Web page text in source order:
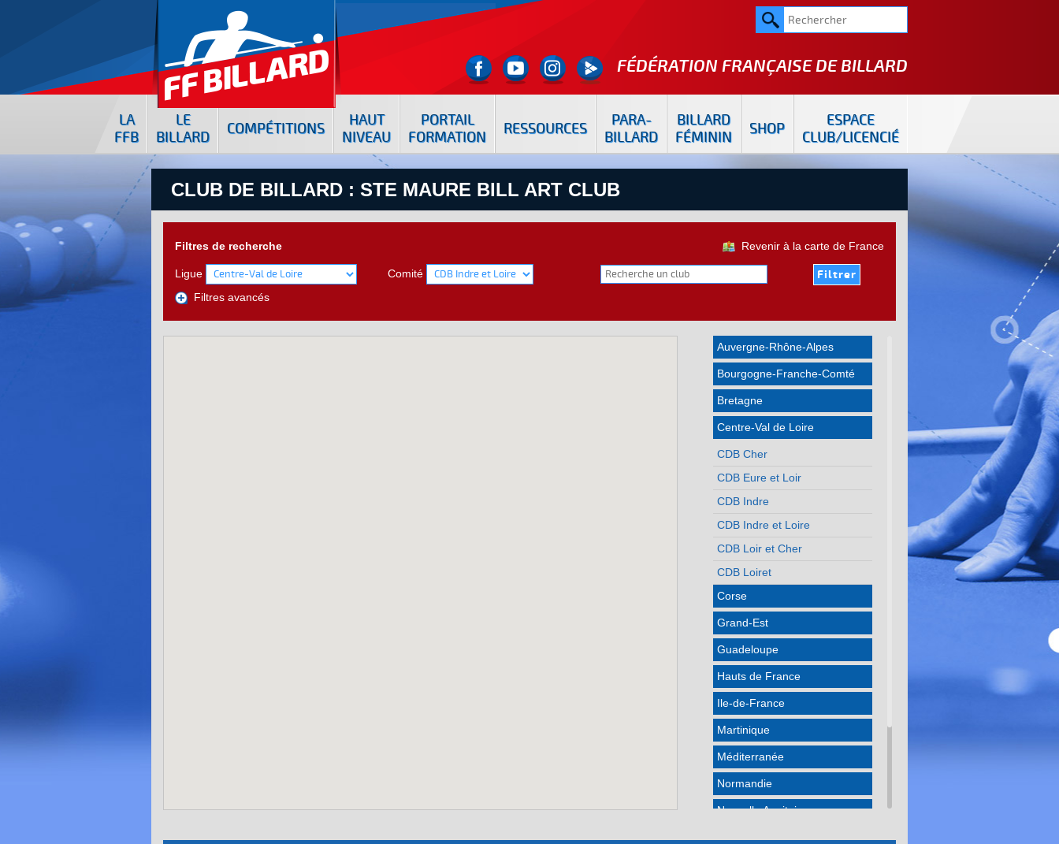
FÉDÉRATION FRANÇAISE DEBILLARD
LA
FFB
LE
BILLARD
COMPÉTITIONS
HAUT
NIVEAU
PORTAIL
FORMATION
RESSOURCES
PARA-
BILLARD
BILLARD
FÉMININ
SHOP
ESPACE
CLUB/LICENCIÉ
CLUB DE BILLARD : STE MAURE BILL ART CLUB
Filtres de recherche Revenir à la carte de France
Ligue
Comité
Filtres avancés
Auvergne-Rhône-Alpes
Bourgogne-Franche-Comté
Bretagne
Centre-Val de Loire
CDB Cher
CDB Eure et Loir
CDB Indre
CDB Indre et Loire
CDB Loir et Cher
CDB Loiret
Corse
Grand-Est
Guadeloupe
Hauts de France
Ile-de-France
Martinique
Méditerranée
Normandie
Nouvelle Aquitaine